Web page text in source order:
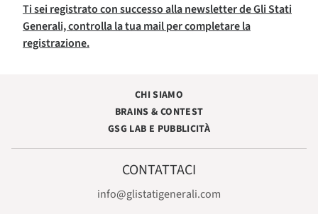
Ti sei registrato con successo alla newsletter de Gli Stati
Generali, controlla la tua mail per completare la
registrazione.
CHI SIAMO
BRAINS & CONTEST
GSG LAB E PUBBLICITÀ
CONTATTACI
info@glistatigenerali.com